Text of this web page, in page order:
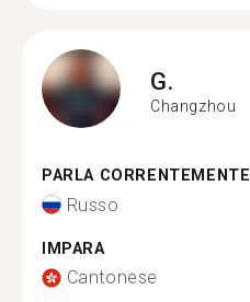
G.
Changzhou
PARLA CORRENTEMENTE
Russo
IMPARA
Cantonese